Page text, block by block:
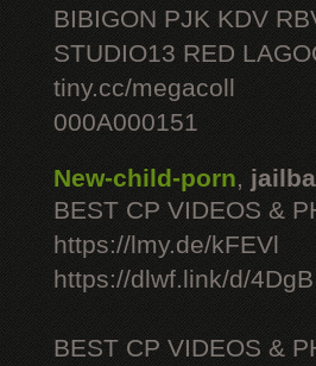
BIBIGON PJK KDV
STUDIO13 RED
tiny.cc/megacoll
000A000151
New-child-porn,
BEST CP VIDEOS &
https://lmy.de/kFEVl
https://dlwf.link/d/4DgB
BEST CP VIDEOS &